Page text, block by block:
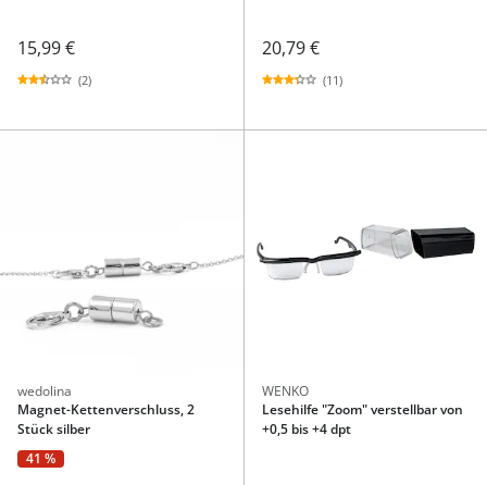
15,99 €
(2)
20,79 €
(11)
wedolina
Magnet-Kettenverschluss, 2
Stück silber
41 %
WENKO
Lesehilfe "Zoom" verstellbar von
+0,5 bis +4 dpt